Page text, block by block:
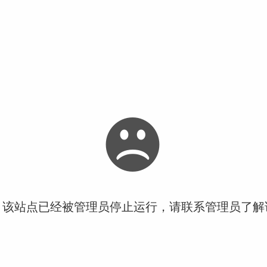
站点已经被管理员停止运行，请联系管理员了